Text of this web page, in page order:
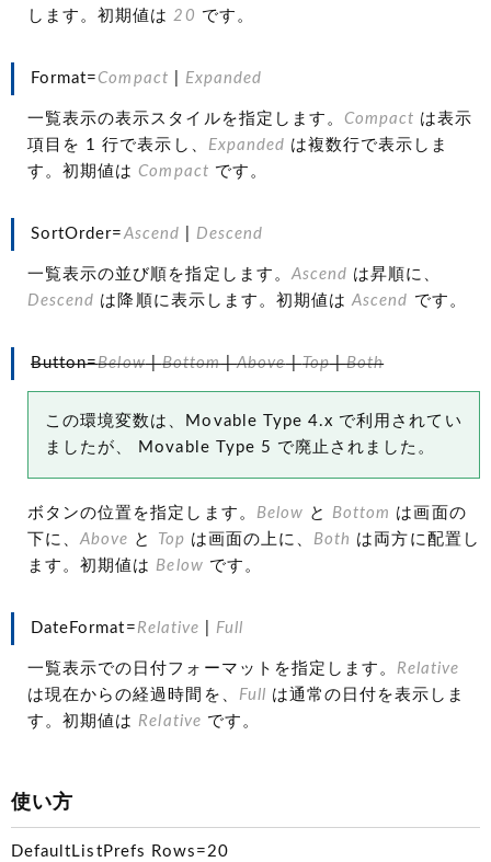
します。初期値は20 です。
Format=Compact Expanded
一覧表示の表示スタイルを指定します。 Compact は表示
項目を 1 行で表示し、 Expanded は複数行で表示しま
す。初期値はCompact です。
SortOrder=Ascend Descend
一覧表示の並び順を指定します。Ascend は昇順に、
Descend は降順に表示します。初期値はAscend です。
Button=Below|Bottom|Above|Top|Both
この環境変数は、Movable Type 4.x で利用されてい
ましたが、 Movable Type 5 で廃止されました。
ボタンの位置を指定します。 Below と Bottom は画面の
下に、Above と Top は画面の上に、 Both は両方に配置し
ます。初期値は Below です。
DateFormat= Relative Full
一覧表示での日付フォーマットを指定します。 Relative
は現在からの経過時間を、 Full は通常の日付を表示しま
す。初期値は Relative です。
使い方
DefaultListPrefs Rows=20